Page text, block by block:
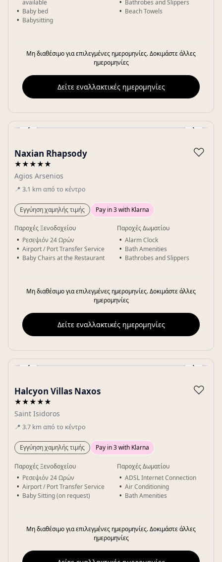
available
Baby bed
Babysitting
Bathrobes and Slippers
Beach Towels
Μη διαθέσιμο για επιλεγμένες ημερομηνίες. Δοκιμάστε άλλες
ημερομηνίες
Δείτε εναλλακτικές ημερομηνίες
‹ ›
Naxian Rhapsody
★★★★★
Agios Arsenios
📍 3.1 km από το κέντρο
♡
Εγγύηση χαμηλής τιμής Pay in 3 with Klarna
Παροχές Ξενοδοχείου
Ρεσεψιόν 24 Ωρών
Airport / Port Transfer Service
Baby Chairs at the Restaurant
Παροχές Δωματίου
Alarm Clock
Bath Amenities
Bathrobes and Slippers
Μη διαθέσιμο για επιλεγμένες ημερομηνίες. Δοκιμάστε άλλες
ημερομηνίες
Δείτε εναλλακτικές ημερομηνίες
‹ ›
Halcyon Villas Naxos
★★★★★
Saint Isidoros
📍 3.7 km από το κέντρο
♡
Εγγύηση χαμηλής τιμής Pay in 3 with Klarna
Παροχές Ξενοδοχείου
Ρεσεψιόν 24 Ωρών
Airport / Port Transfer Service
Baby Sitting (on request)
Παροχές Δωματίου
ADSL Internet Connection
Air Conditioning
Bath Amenities
Μη διαθέσιμο για επιλεγμένες ημερομηνίες. Δοκιμάστε άλλες
ημερομηνίες